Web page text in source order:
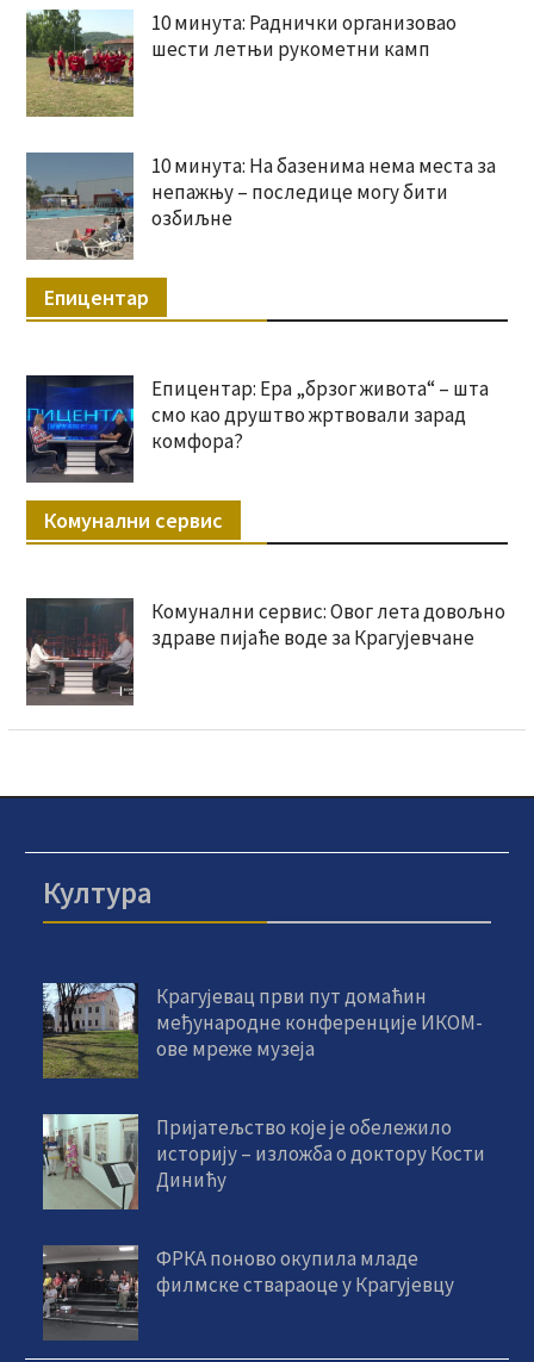
10 минута: Раднички организовао
шести летњи рукометни камп
10 минута: На базенима нема места за
непажњу – последице могу бити
озбиљне
Епицентар
Епицентар: Ера „брзог живота“ – шта
смо као друштво жртвовали зарад
комфора?
Комунални сервис
Комунални сервис: Овог лета довољно
здраве пијаће воде за Крагујевчане
Култура
Крагујевац први пут домаћин
међународне конференције ИКОМ-
ове мреже музеја
Пријатељство које је обележило
историју – изложба о доктору Кости
Динићу
ФРКА поново окупила младе
филмске ствараоце у Крагујевцу